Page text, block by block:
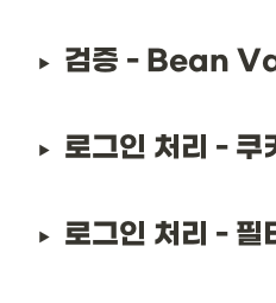
검증 - Bean
로그인 처리 - 쿠
로그인 처리 - 필